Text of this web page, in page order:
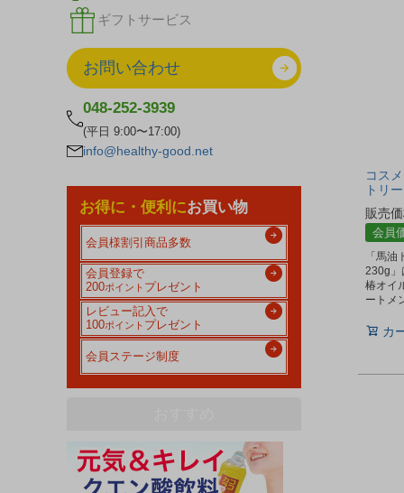
ギフトサービス
お問い合わせ
048-252-3939
(平日 9:00〜17:00)
info@healthy-good.net
お得に・便利にお買い物
会員様割引商品多数
会員登録で
200ポイント プレゼント
レビュー記入で
100ポイント プレゼント
会員ステージ制度
コス
トリ
販売
会員
「馬
230g」
椿オイ
ートメ
カ